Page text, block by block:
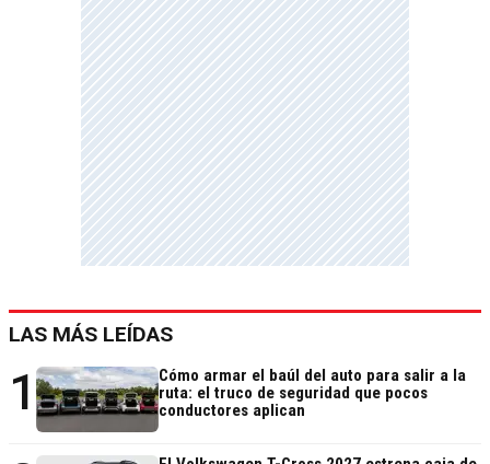
LAS MÁS LEÍDAS
1
Cómo armar el baúl del auto para salir a la
ruta: el truco de seguridad que pocos
conductores aplican